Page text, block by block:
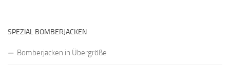
SPEZIAL BOMBERJACKEN
Bomberjacken in Übergröße